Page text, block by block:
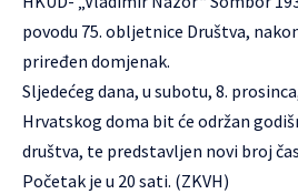
povodu 75. obljetnice Društva,
priređen domjenak.
Sljedećeg dana, u subotu, 8.
Hrvatskog doma bit će održan
društva, te predstavljen novi broj
Početak je u 20 sati. (ZKVH)